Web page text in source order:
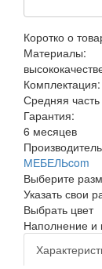
Коротко о
Материалы:
Комплектация:
Средняя
Гарантия:
6 месяцев
МЕБЕЛЬcom
Выберите
Указать свои
Выбрать цвет
Наполнение и